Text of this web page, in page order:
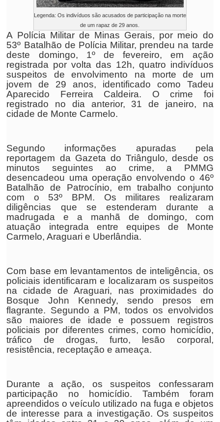
Legenda: Os indivíduos são acusados de participação na morte
de um rapaz de 29 anos.
A Polícia Militar de Minas Gerais, por meio do
53º Batalhão de Polícia Militar, prendeu na tarde
deste domingo, 1º de fevereiro, em ação
registrada por volta das 12h, quatro indivíduos
suspeitos de envolvimento na morte de um
jovem de 29 anos, identificado como Tadeu
Aparecido Ferreira Caldeira. O crime foi
registrado no dia anterior, 31 de janeiro, na
cidade de Monte Carmelo.
Segundo informações apuradas pela
reportagem da Gazeta do Triângulo, desde os
minutos seguintes ao crime, a PMMG
desencadeou uma operação envolvendo o 46º
Batalhão de Patrocínio, em trabalho conjunto
com o 53º BPM. Os militares realizaram
diligências que se estenderam durante a
madrugada e a manhã de domingo, com
atuação integrada entre equipes de Monte
Carmelo, Araguari e Uberlândia.
Com base em levantamentos de inteligência, os
policiais identificaram e localizaram os suspeitos
na cidade de Araguari, nas proximidades do
Bosque John Kennedy, sendo presos em
flagrante. Segundo a PM, todos os envolvidos
são maiores de idade e possuem registros
policiais por diferentes crimes, como homicídio,
tráfico de drogas, furto, lesão corporal,
resistência, receptação e ameaça.
Durante a ação, os suspeitos confessaram
participação no homicídio. Também foram
apreendidos o veículo utilizado na fuga e objetos
de interesse para a investigação. Os suspeitos